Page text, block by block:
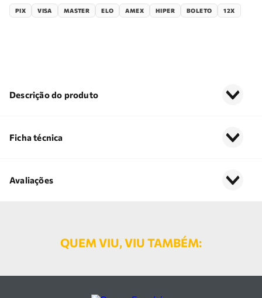
PIX VISA MASTER ELO AMEX HIPER BOLETO 12X
Descrição do produto
Ficha técnica
Avaliações
QUEM VIU, VIU TAMBÉM: